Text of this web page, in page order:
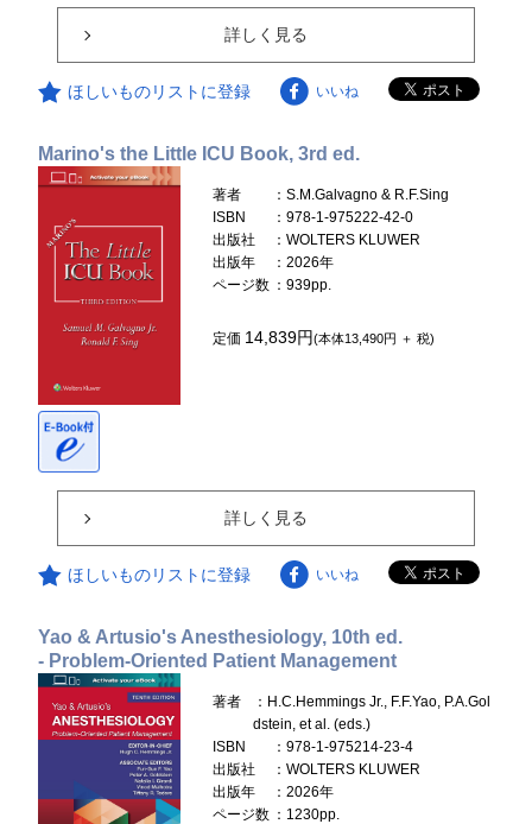
詳しく見る
ほしいものリストに登録 いいね
Marino's the Little ICU Book, 3rd ed.
著者
：S.M.Galvagno & R.F.Sing
ISBN
：978-1-975222-42-0
出版社
：WOLTERS KLUWER
出版年
：2026年
ページ数 ：939pp.
定価 14,839円(本体13,490円 ＋ 税)
詳しく見る
ほしいものリストに登録 いいね
Yao & Artusio's Anesthesiology, 10th ed.
- Problem-Oriented Patient Management
著者
：H.C.Hemmings Jr., F.F.Yao, P.A.Gol
dstein, et al. (eds.)
ISBN
：978-1-975214-23-4
出版社
：WOLTERS KLUWER
出版年
：2026年
ページ数 ：1230pp.